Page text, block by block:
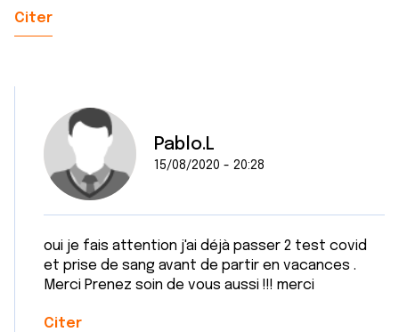
Citer
Pablo.L
15/08/2020 - 20:28
oui je fais attention j'ai déjà passer 2 test covid
et prise de sang avant de partir en vacances .
Merci Prenez soin de vous aussi !!! merci
Citer